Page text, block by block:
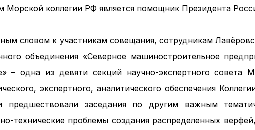
Морской коллегии РФ является помощник Президента
словом к участникам совещания, сотрудникам
объединения «Северное машиностроительное
– одна из девяти секций научно-экспертного совета
экспертного, аналитического обеспечения
предшествовали заседания по другим важным
технические проблемы создания распределенных